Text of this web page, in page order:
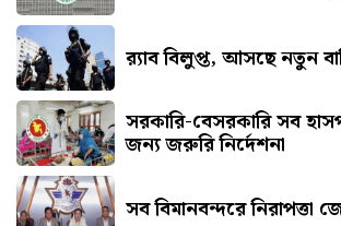
র‍্যাব বিলুপ্ত, আসছে নতুন
সরকারি-বেসরকারি সব
জন্য জরুরি নির্দেশনা
সব বিমানবন্দরে নিরাপত্তা